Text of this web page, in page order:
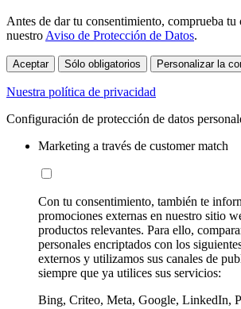
Antes de dar tu consentimiento, comprueba
nuestro Aviso de Protección de Datos.
Aceptar Sólo obligatorios Personalizar la
Nuestra política de privacidad
Configuración de protección de datos
Marketing a través de customer match
Con tu consentimiento, también te
promociones externas en nuestro sitio
productos relevantes. Para ello,
personales encriptados con los
externos y utilizamos sus canales de
siempre que ya utilices sus servicios:
Bing, Criteo, Meta, Google, LinkedIn,